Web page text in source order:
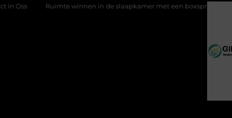
Ruimte winnen in de slaapkamer met een boxspring met opbergruimte